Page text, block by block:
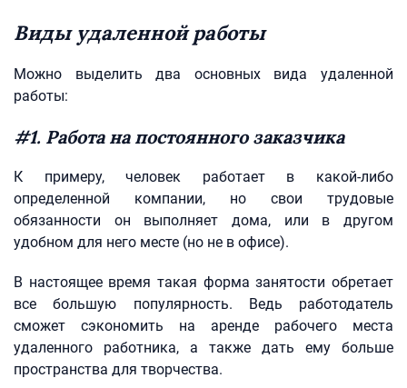
Виды удаленной работы
Можно выделить два основных вида удаленной
работы:
#1. Работа на постоянного заказчика
К примеру, человек работает в какой-либо
определенной компании, но свои трудовые
обязанности он выполняет дома, или в другом
удобном для него месте (но не в офисе).
В настоящее время такая форма занятости обретает
все большую популярность. Ведь работодатель
сможет сэкономить на аренде рабочего места
удаленного работника, а также дать ему больше
пространства для творчества.